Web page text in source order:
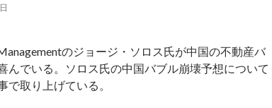
のジョージ・ソロス氏が中国の不動産バ
んでいる。ソロス氏の中国バブル崩壊予想について
で取り上げている。